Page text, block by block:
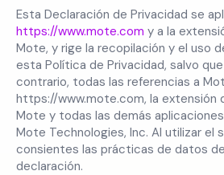
Esta Declaración de Privacidad se
https://www.mote.com y a la
Mote, y rige la recopilación y el uso
esta Política de Privacidad, salvo
contrario, todas las referencias a
https://www.mote.com, la extensión
Mote y todas las demás
Mote Technologies, Inc. Al utilizar el
consientes las prácticas de datos
declaración.